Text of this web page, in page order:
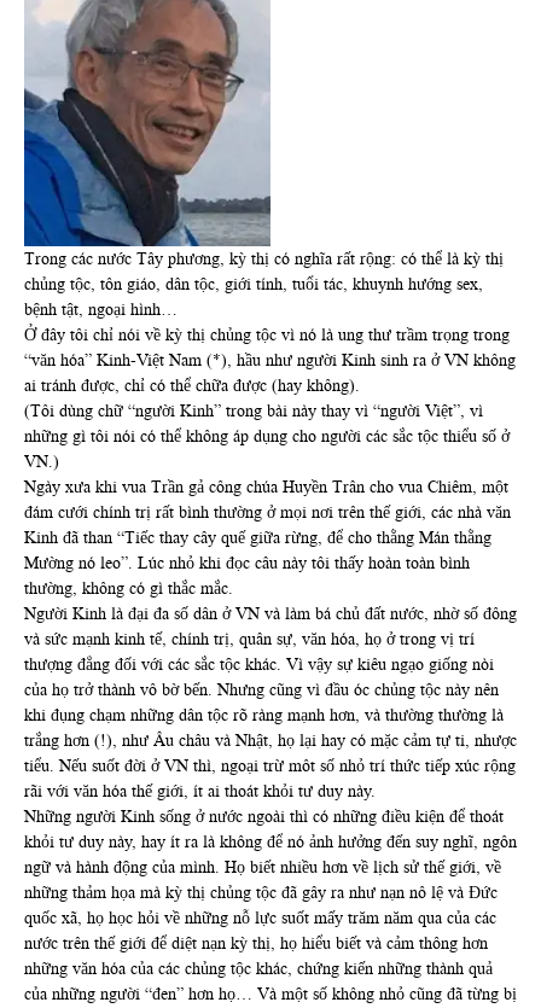
Trong các nước Tây phương, kỳ thị có nghĩa rất rộng: có thể là kỳ thị
chủng tộc, tôn giáo, dân tộc, giới tính, tuổi tác, khuynh hướng sex,
bệnh tật, ngoại hình…
Ở đây tôi chỉ nói về kỳ thị chủng tộc vì nó là ung thư trầm trọng trong
“văn hóa” Kinh-Việt Nam (*), hầu như người Kinh sinh ra ở VN không
ai tránh được, chỉ có thể chữa được (hay không).
(Tôi dùng chữ “người Kinh” trong bài này thay vì “người Việt”, vì
những gì tôi nói có thể không áp dụng cho người các sắc tộc thiểu số ở
VN.)
Ngày xưa khi vua Trần gả công chúa Huyền Trân cho vua Chiêm, một
đám cưới chính trị rất bình thường ở mọi nơi trên thế giới, các nhà văn
Kinh đã than “Tiếc thay cây quế giữa rừng, để cho thằng Mán thằng
Mường nó leo”. Lúc nhỏ khi đọc câu này tôi thấy hoàn toàn bình
thường, không có gì thắc mắc.
Người Kinh là đại đa số dân ở VN và làm bá chủ đất nước, nhờ số đông
và sức mạnh kinh tế, chính trị, quân sự, văn hóa, họ ở trong vị trí
thượng đẳng đối với các sắc tộc khác. Vì vậy sự kiêu ngạo giống nòi
của họ trở thành vô bờ bến. Nhưng cũng vì đầu óc chủng tộc này nên
khi đụng chạm những dân tộc rõ ràng mạnh hơn, và thường thường là
trắng hơn (!), như Âu châu và Nhật, họ lại hay có mặc cảm tự ti, nhược
tiểu. Nếu suốt đời ở VN thì, ngoại trừ môt số nhỏ trí thức tiếp xúc rộng
rãi với văn hóa thế giới, ít ai thoát khỏi tư duy này.
Những người Kinh sống ở nước ngoài thì có những điều kiện để thoát
khỏi tư duy này, hay ít ra là không để nó ảnh hưởng đến suy nghĩ, ngôn
ngữ và hành động của mình. Họ biết nhiều hơn về lịch sử thế giới, về
những thảm họa mà kỳ thị chủng tộc đã gây ra như nạn nô lệ và Đức
quốc xã, họ học hỏi về những nỗ lực suốt mấy trăm năm qua của các
nước trên thế giới để diệt nạn kỳ thị, họ hiểu biết và cảm thông hơn
những văn hóa của các chủng tộc khác, chứng kiến những thành quả
của những người “đen” hơn họ… Và một số không nhỏ cũng đã từng bị